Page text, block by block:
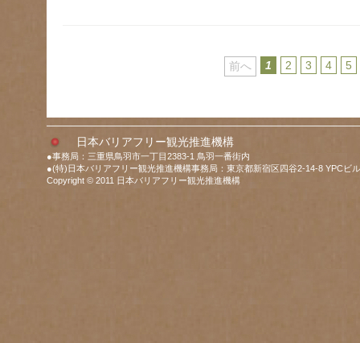
前へ 1 2 3 4 5
日本バリアフリー観光推進機構
●事務局：三重県鳥羽市一丁目2383-1 鳥羽一番街内
●(特)日本バリアフリー観光推進機構事務局：東京都新宿区四谷2-14-8 YPCビ
Copyright © 2011 日本バリアフリー観光推進機構